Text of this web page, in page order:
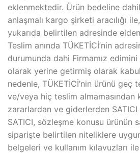
eklenmektedir. Ürün bedeline
anlaşmalı kargo şirketi aracılığı
yukarıda belirtilen adresinde
Teslim anında TÜKETİCİ’nin
durumunda dahi Firmamız
olarak yerine getirmiş olarak
nedenle, TÜKETİCİ’nin ürünü geç
ve/veya hiç teslim almamasından
zararlardan ve giderlerden
SATICI, sözleşme konusu ürünün
siparişte belirtilen niteliklere
belgeleri ve kullanım kılavuzları